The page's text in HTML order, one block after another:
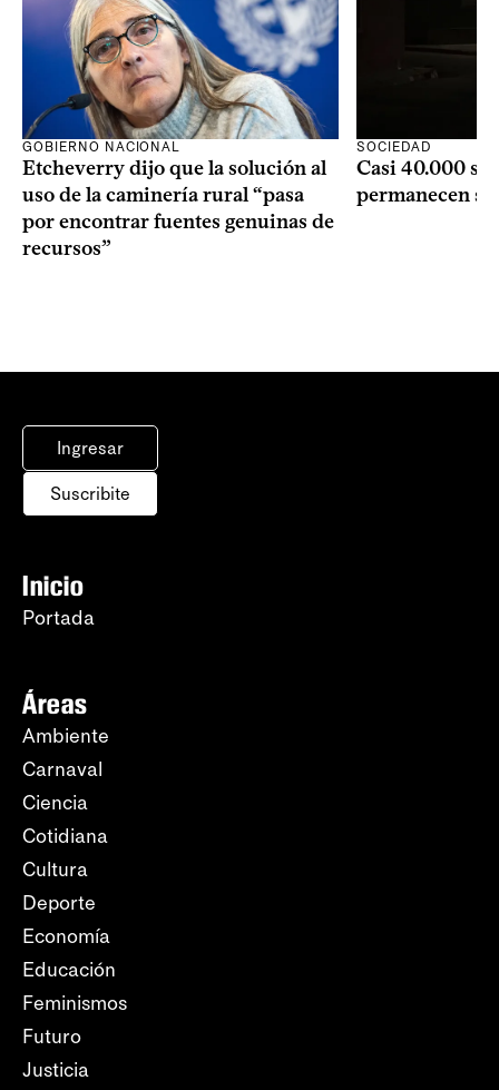
GOBIERNO NACIONAL
Etcheverry dijo que la solución al
uso de la caminería rural “pasa
por encontrar fuentes genuinas de
recursos”
SOCIEDAD
Casi 40.000
permanecen
Ingresar
Suscribite
Inicio
Portada
Áreas
Ambiente
Carnaval
Ciencia
Cotidiana
Cultura
Deporte
Economía
Educación
Feminismos
Futuro
Justicia